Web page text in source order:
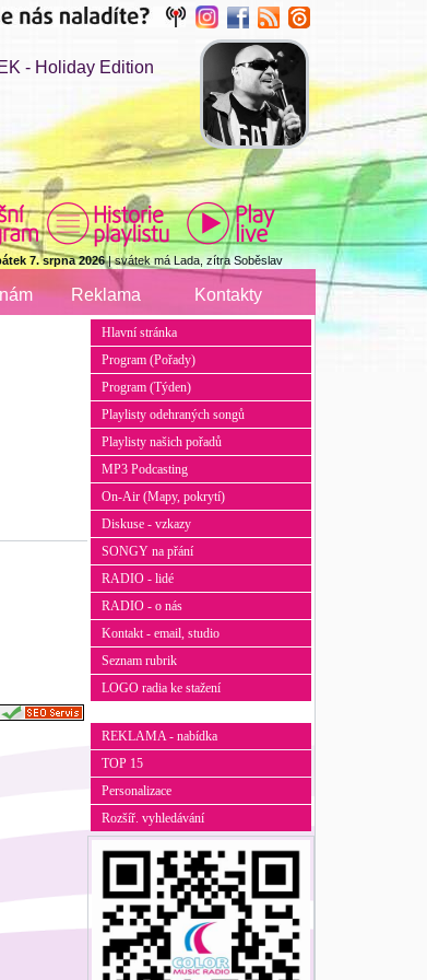
- Holiday Edition
7. srpna 2026| svátek má Lada, zítra Soběslav
Reklama Kontakty
Hlavní stránka
Program (Pořady)
Program (Týden)
Playlisty odehraných songů
Playlisty našich pořadů
MP3 Podcasting
On-Air (Mapy, pokrytí)
Diskuse - vzkazy
SONGY na přání
RADIO - lidé
RADIO - o nás
Kontakt - email, studio
Seznam rubrik
LOGO radia ke stažení
REKLAMA - nabídka
TOP 15
Personalizace
Rozšíř. vyhledávání